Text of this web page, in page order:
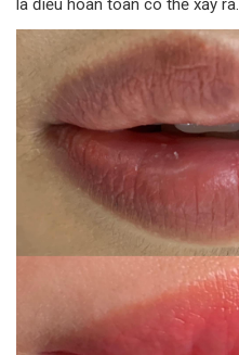
là điều hoàn toàn có thể xảy ra.